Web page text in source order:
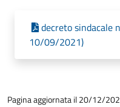
decreto sindacale
10/09/2021)
Pagina aggiornata il 20/12/